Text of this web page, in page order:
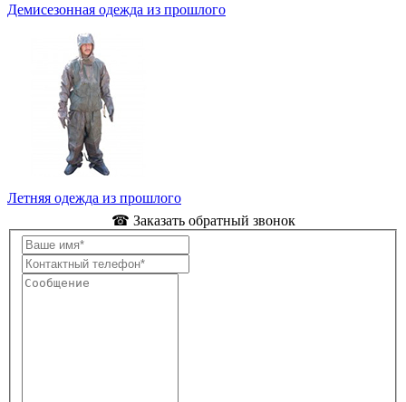
Демисезонная одежда из прошлого
Летняя одежда из прошлого
☎ Заказать обратный звонок